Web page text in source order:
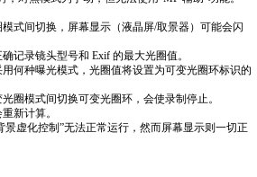
式间切换，屏幕显示（液晶屏/取景器）可能会闪
记录镜头型号和 Exif 的最大光圈值。
何种曝光模式，光圈值将设置为可变光圈环标识的
圈模式间切换可变光圈环，会使录制停止。
新计算。
虚化控制”无法正常运行，然而屏幕显示则一切正